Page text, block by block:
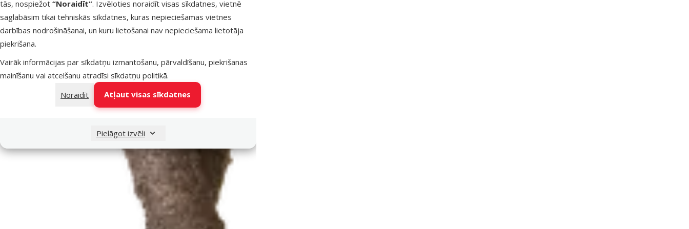
tās, nospiežot “Noraidīt”. Izvēloties noraidīt visas sīkdatnes, vietnē
saglabāsim tikai tehniskās sīkdatnes, kuras nepieciešamas vietnes
darbības nodrošināšanai, un kuru lietošanai nav nepieciešama lietotāja
piekrišana.
Vairāk informācijas par sīkdatņu izmantošanu, pārvaldīšanu, piekrišanas
mainīšanu vai atcelšanu atradīsi sīkdatņu politikā.
Noraidīt
Atļaut visas sīkdatnes
Pielāgot izvēli